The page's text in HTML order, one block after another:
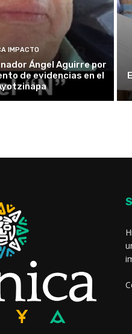
IMPACTO
Ángel Aguirre por
de evidencias en el